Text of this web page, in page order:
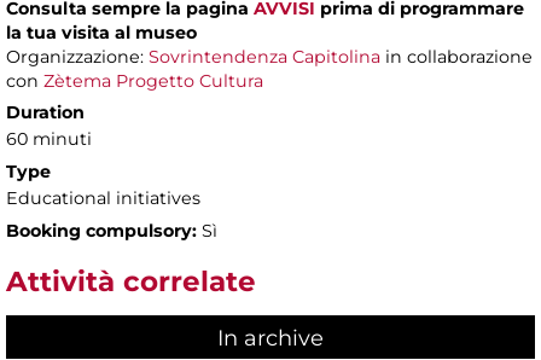
Consulta sempre la pagina AVVISI prima di programmare
la tua visita al museo
Organizzazione: Sovrintendenza Capitolina in collaborazione
con Zètema Progetto Cultura
Duration
60 minuti
Type
Educational initiatives
Booking compulsory: Sì
Attività correlate
In archive